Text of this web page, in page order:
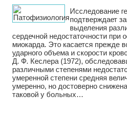
Исследование
подтверждает
выделения
сердечной недостаточности при
миокарда. Это касается прежде
ударного объема и скорости
Д. Ф. Кеслера (1972),
различными степенями
умеренной степени средняя
умеренно, но достоверно
таковой у больных…